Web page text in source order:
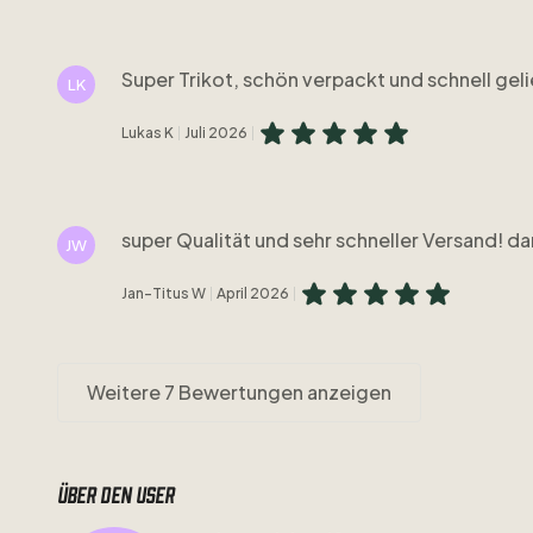
LK Super Trikot, schön verpackt und schnell
Lukas K Juli 2026
JW super Qualität und sehr schneller Versand!
Jan-Titus W April 2026
Weitere 7 Bewertungen anzeigen
Über den user